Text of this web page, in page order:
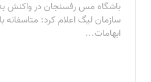
باشگاه مس رفسنجان در واکنش
سازمان لیگ اعلام کرد: متاسفانه
ابهامات...